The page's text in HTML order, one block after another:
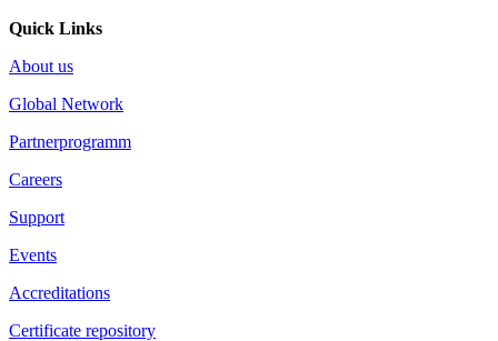
Quick Links
About us
Global Network
Partnerprogramm
Careers
Support
Events
Accreditations
Certificate repository